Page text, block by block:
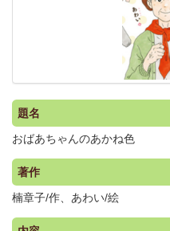
題名
おばあちゃんのあかね色
著作
楠章子/作、あわい/絵